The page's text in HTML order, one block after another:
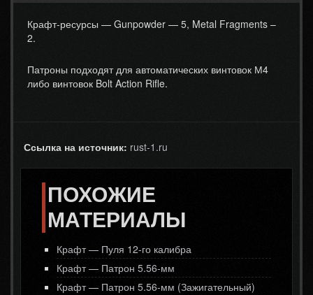
Крафт-ресурсы — Gunpowder — 5, Metal Fragments –
2.
Патроны подходят для автоматических винтовок М4
либо винтовок Bolt Action Rifle.
Ссылка на источник: rust-1.ru
ПОХОЖИЕ
МАТЕРИАЛЫ
Крафт — Пуля 12-го калибра
Крафт — Патрон 5.56-мм
Крафт — Патрон 5.56-мм (Зажигательный)